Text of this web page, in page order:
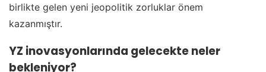
birlikte gelen yeni jeopolitik zorluklar önem
kazanmıştır.
YZ inovasyonlarında gelecekte neler
bekleniyor?